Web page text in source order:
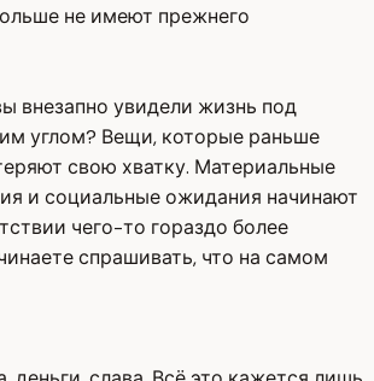
не имеют прежнего
внезапно увидели жизнь под
углом? Вещи, которые раньше
свою хватку. Материальные
и социальные ожидания начинают
чего-то гораздо более
спрашивать, что на самом